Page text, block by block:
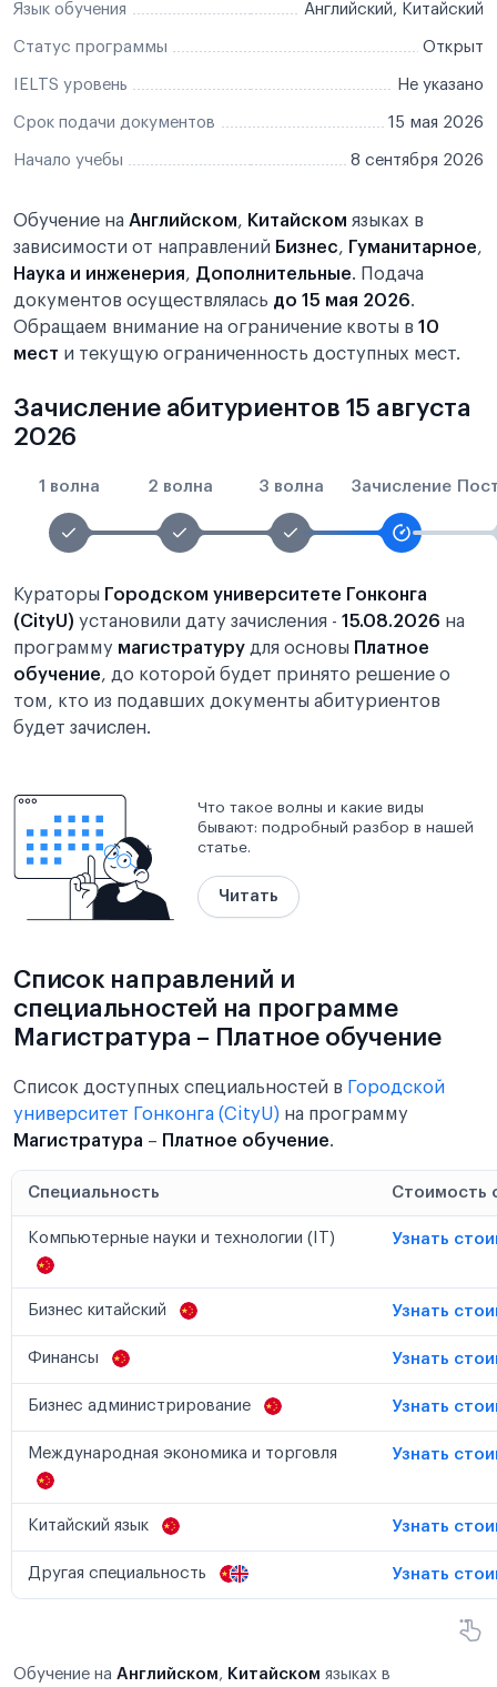
Язык обучения Английский, Китайский
Статус программы Открыт
IELTS уровень Не указано
Срок подачи документов 15 мая 2026
Начало учебы 8 сентября 2026
Обучение на Английском, Китайском языках в
зависимости от направлений Бизнес, Гуманитарное,
Наука и инженерия, Дополнительные. Подача
документов осуществлялась до 15 мая 2026.
Обращаем внимание на ограничение квоты в 10
мест и текущую ограниченность доступных мест.
Зачисление абитуриентов 15 августа
2026
1 волна 2 волна 3 волна Зачисление
Кураторы Городском университете Гонконга
(CityU) установили дату зачисления - 15.08.2026 на
программу магистратуру для основы Платное
обучение, до которой будет принято решение о
том, кто из подавших документы абитуриентов
будет зачислен.
Что такое волны и какие виды
бывают: подробный разбор в нашей
статье.
Читать
Список направлений и
специальностей на программе
Магистратура – Платное обучение
Список доступных специальностей в Городской
университет Гонконга (CityU) на программу
Магистратура – Платное обучение.
Специальность Стоимость
Компьютерные науки и технологии (IT) Узнать
Бизнес китайский Узнать
Финансы Узнать
Бизнес администрирование Узнать
Международная экономика и торговля Узнать
Китайский язык Узнать
Другая специальность Узнать
Обучение на Английском, Китайском языках в